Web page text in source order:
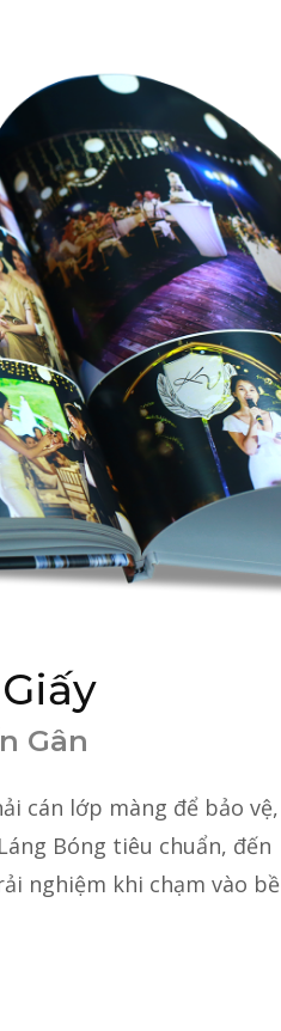
Gân
cán lớp màng để bảo vệ,
Bóng tiêu chuẩn, đến
nghiệm khi chạm vào bề